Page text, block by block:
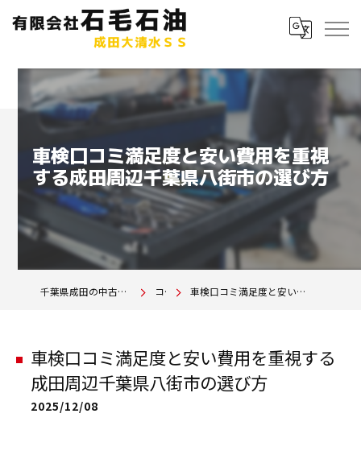
車検口コミ満足度と安い費用を重視
する成田周辺千葉県八街市の選び方
千葉県成田の中古車は有限会社石毛石油 成田大清水SS コラム 車検口コミ満足度と安い費用を重視する成田周辺千葉県八街市の選び方
車検口コミ満足度と安い費用を重視する
成田周辺千葉県八街市の選び方
2025/12/08